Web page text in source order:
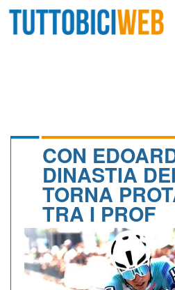
CALENDARIO
ALBI D'ORO
CON
DINASTIA
TORNA
TRA I PROF